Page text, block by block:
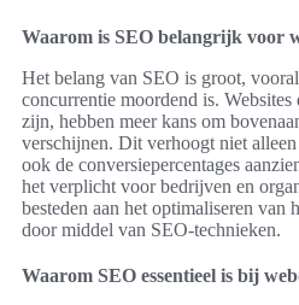
Waarom is SEO belangrijk voor
Het belang van SEO is groot,
concurrentie moordend is. Websites
zijn, hebben meer kans om
verschijnen. Dit verhoogt niet
ook de conversiepercentages
het verplicht voor bedrijven en
besteden aan het optimaliseren van
door middel van SEO-technieken.
Waarom SEO essentieel is bij